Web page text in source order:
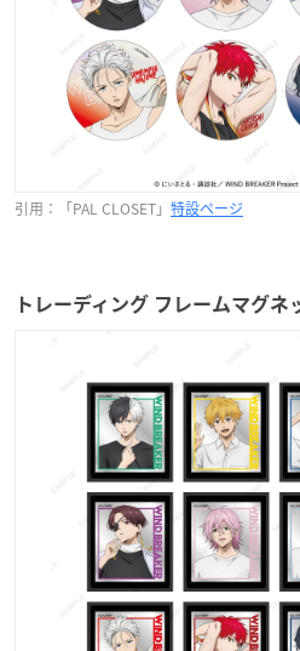
引用：「PAL CLOSET」 特設ページ
トレーディング フレームマグネ